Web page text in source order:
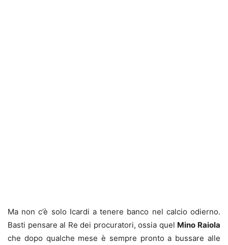
Ma non c’è solo Icardi a tenere banco nel calcio odierno.
Basti pensare al Re dei procuratori, ossia quel Mino Raiola
che dopo qualche mese è sempre pronto a bussare alle